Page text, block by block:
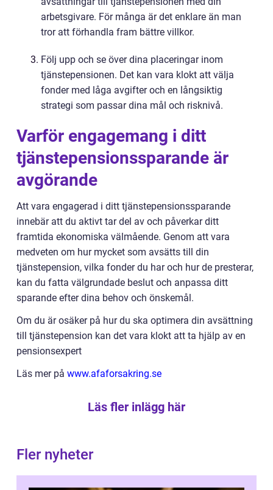
arbetsgivare. För många är det enklare än man
tror att förhandla fram bättre villkor.
Följ upp och se över dina placeringar inom
tjänstepensionen. Det kan vara klokt att välja
fonder med låga avgifter och en långsiktig
strategi som passar dina mål och risknivå.
Varför engagemang i ditt
tjänstepensionssparande är
avgörande
Att vara engagerad i ditt tjänstepensionssparande
innebär att du aktivt tar del av och påverkar ditt
framtida ekonomiska välmående. Genom att vara
medveten om hur mycket som avsätts till din
tjänstepension, vilka fonder du har och hur de presterar,
kan du fatta välgrundade beslut och anpassa ditt
sparande efter dina behov och önskemål.
Om du är osäker på hur du ska optimera din avsättning
till tjänstepension kan det vara klokt att ta hjälp av en
pensionsexpert
Läs mer på www.afaforsakring.se
Läs fler inlägg här
Fler nyheter